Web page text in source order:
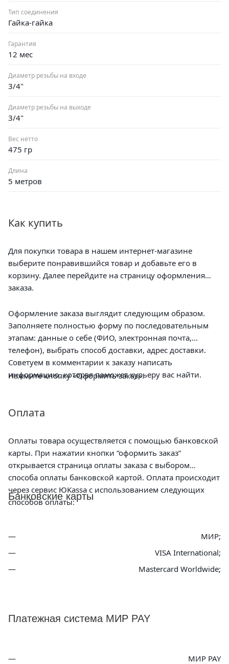
Тип соединения
Гайка-гайка
Гарантия
12 мес
Диаметр резьбы на входе
3/4"
Диаметр резьбы на выходе
3/4"
Вес нетто
475 гр
Длина
5 метров
Как купить
Для покупки товара в нашем интернет-магазине
выберите понравившийся товар и добавьте его в
корзину. Далее перейдите на страницу оформления
заказа.
Оформление заказа выглядит следующим образом.
Заполняете полностью форму по последовательным
этапам: данные о себе (ФИО, электронная почта,
телефон), выбрать способ доставки, адрес доставки.
Советуем в комментарии к заказу написать
информацию, которая поможет курьеру вас найти.
Нажмите кнопку «Оформить заказ».
Оплата
Оплаты товара осуществляется с помощью банковской
карты. При нажатии кнопки “оформить заказ”
открывается страница оплаты заказа с выбором
способа оплаты банковской картой. Оплата происходит
через сервис ЮKassa с использованием следующих
способов оплаты:
Банковские карты
МИР;
VISA International;
Mastercard Worldwide;
Платежная система МИР PAY
МИР PAY